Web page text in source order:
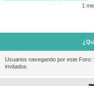
1
Usuarios navegando por este
invitados